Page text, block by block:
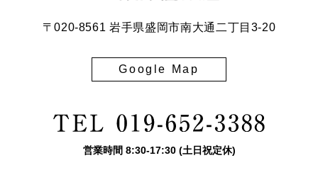
〒020-8561 岩手県盛岡市南大通二丁目3-20
Google Map
営業時間 8:30-17:30(土日祝定休)